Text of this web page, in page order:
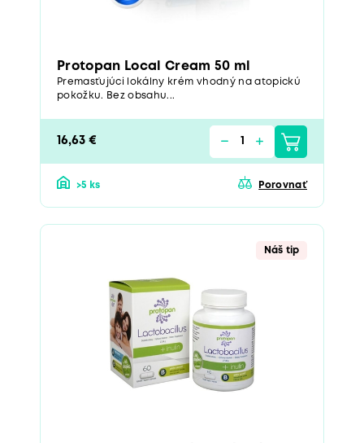
Protopan Local Cream 50 ml
Premasťujúci lokálny krém vhodný na atopickú
pokožku. Bez obsahu...
16,63 €
>5 ks Porovnať
Náš tip